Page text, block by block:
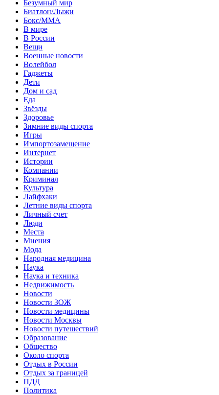
Безумный мир
Биатлон/Лыжи
Бокс/MMA
В мире
В России
Вещи
Военные новости
Волейбол
Гаджеты
Дети
Дом и сад
Еда
Звёзды
Здоровье
Зимние виды спорта
Игры
Импортозамещение
Интернет
Истории
Компании
Криминал
Культура
Лайфхаки
Летние виды спорта
Личный счет
Люди
Места
Мнения
Мода
Народная медицина
Наука
Наука и техника
Недвижимость
Новости
Новости ЗОЖ
Новости медицины
Новости Москвы
Новости путешествий
Образование
Общество
Около спорта
Отдых в России
Отдых за границей
ПДД
Политика